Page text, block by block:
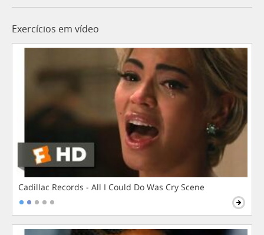
Exercícios em vídeo
Cadillac Records - All I Could Do Was Cry Scene